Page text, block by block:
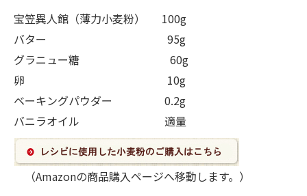
宝笠異人館（薄力小麦粉） 100g
バター 95g
グラニュー糖 60g
卵 10g
ベーキングパウダー 0.2g
バニラオイル 適量
（Amazonの商品購入ページへ移動します。）